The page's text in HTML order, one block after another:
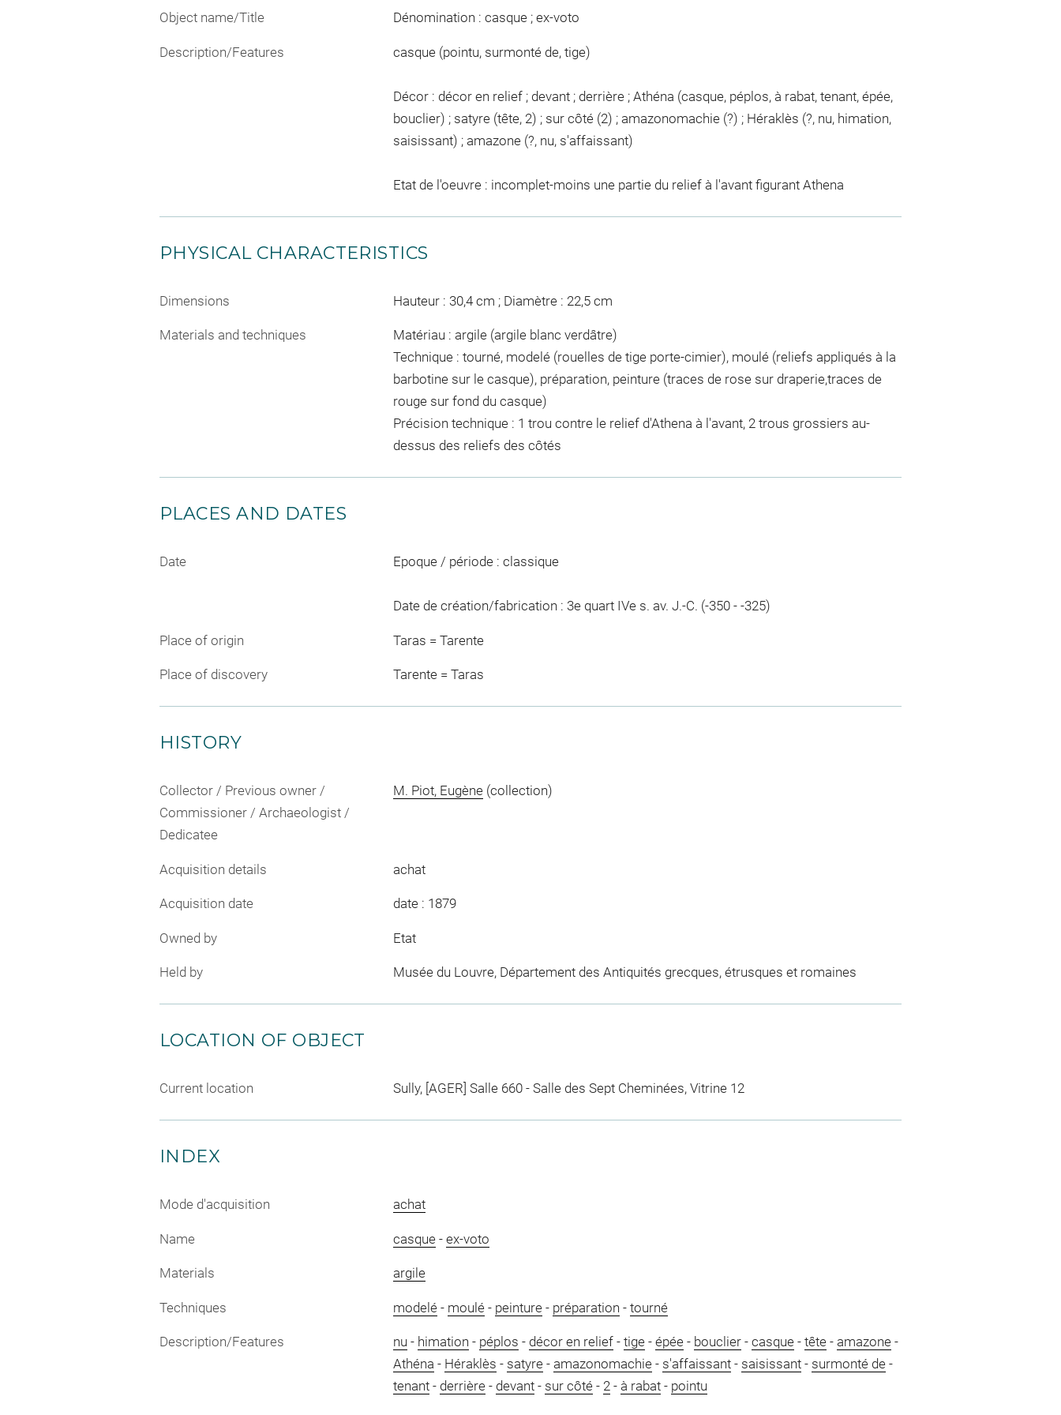
Object name/Title Dénomination : casque ; ex-voto
Description/Features casque (pointu, surmonté de, tige)
Décor : décor en relief ; devant ; derrière ; Athéna (casque, péplos, à rabat, tenant, épée,
bouclier) ; satyre (tête, 2) ; sur côté (2) ; amazonomachie (?) ; Héraklès (?, nu, himation,
saisissant) ; amazone (?, nu, s'affaissant)
Etat de l'oeuvre : incomplet-moins une partie du relief à l'avant figurant Athena
PHYSICAL CHARACTERISTICS
Dimensions Hauteur : 30,4 cm ; Diamètre : 22,5 cm
Materials and techniques
Matériau : argile (argile blanc verdâtre)
Technique : tourné, modelé (rouelles de tige porte-cimier), moulé (reliefs appliqués à la
barbotine sur le casque), préparation, peinture (traces de rose sur draperie,traces de
rouge sur fond du casque)
Précision technique : 1 trou contre le relief d'Athena à l'avant, 2 trous grossiers au-
dessus des reliefs des côtés
PLACES AND DATES
Date Epoque / période : classique
Date de création/fabrication : 3e quart IVe s. av. J.-C. (-350 - -325)
Place of origin Taras = Tarente
Place of discovery Tarente = Taras
HISTORY
Collector / Previous owner /
Commissioner / Archaeologist /
Dedicatee
M. Piot, Eugène(collection)
Acquisition details achat
Acquisition date date : 1879
Owned by Etat
Held by Musée du Louvre, Département des Antiquités grecques, étrusques et romaines
LOCATION OF OBJECT
Current location Sully, [AGER] Salle 660 - Salle des Sept Cheminées, Vitrine 12
INDEX
Mode d'acquisition achat
Name casque- ex-voto
Materials argile
Techniques modelé- moulé- peinture- préparation - tourné
Description/Features nu - himation - péplos - décor en relief- tige- épée- bouclier- casque- tête- amazone-
Athéna - Héraklès - satyre- amazonomachie- s'affaissant- saisissant- surmonté de-
tenant- derrière- devant- sur côté- 2- à rabat- pointu